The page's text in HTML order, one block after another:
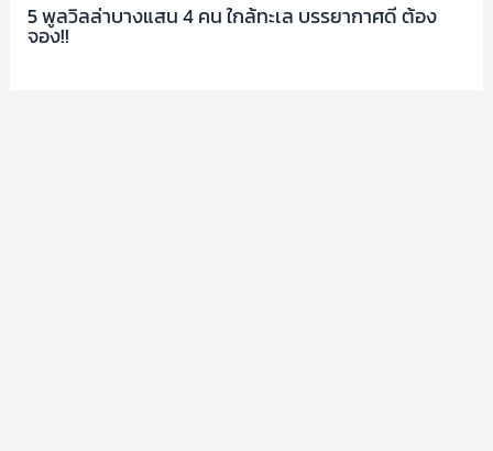
5 พูลวิลล่าบางแสน 4 คน ใกล้ทะเล บรรยากาศดี ต้อง
จอง!!